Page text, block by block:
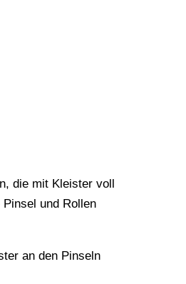
die mit Kleister voll
und Rollen
an den Pinseln